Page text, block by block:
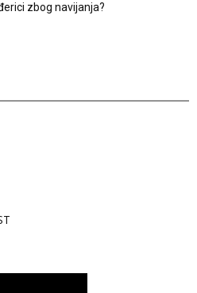
zbog navijanja?